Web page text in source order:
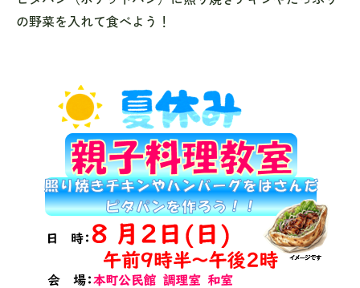
の野菜を入れて食べよう！